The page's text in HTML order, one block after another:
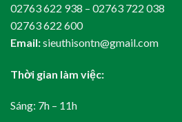
02763 622 938 – 02763 722 038
02763 622 600
Email:sieuthisontn@gmail.com
Thời gian làm việc:
Sáng: 7h – 11h